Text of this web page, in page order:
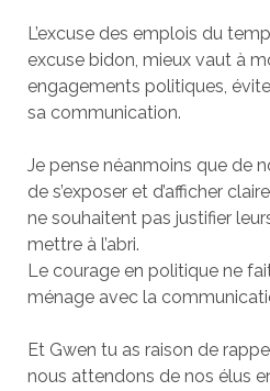
L’excuse des emplois du
excuse bidon, mieux vaut à
engagements politiques,
sa communication.
Je pense néanmoins que de
de s’exposer et d’afficher
ne souhaitent pas justifier
mettre à l’abri.
Le courage en politique ne
ménage avec la
Et Gwen tu as raison de
nous attendons de nos élus